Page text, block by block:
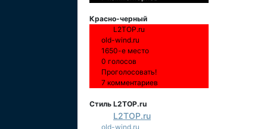
Красно-черный
L2TOP.ru
old-wind.ru
1650-е место
0 голосов
Проголосовать!
7 комментариев
Стиль L2TOP.ru
L2TOP.ru
old-wind.ru